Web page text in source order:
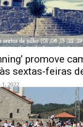
promove
sextas-feiras
1, 2022